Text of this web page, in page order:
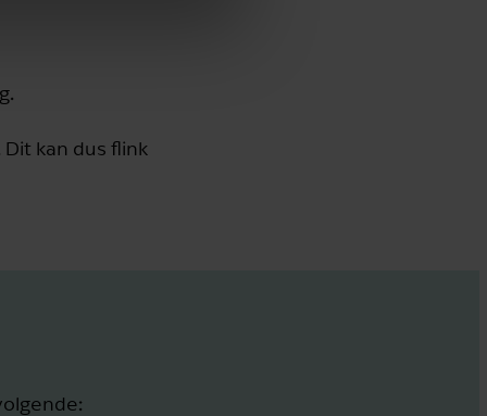
kan dus flink